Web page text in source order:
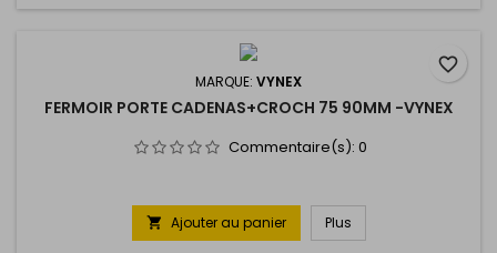
MARQUE: VYNEX
FERMOIR PORTE CADENAS+CROCH 75 90MM -VYNEX
Commentaire(s): 0
 Ajouter au panier Plus
favorite_border